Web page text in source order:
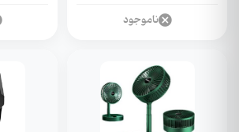
ناموجود